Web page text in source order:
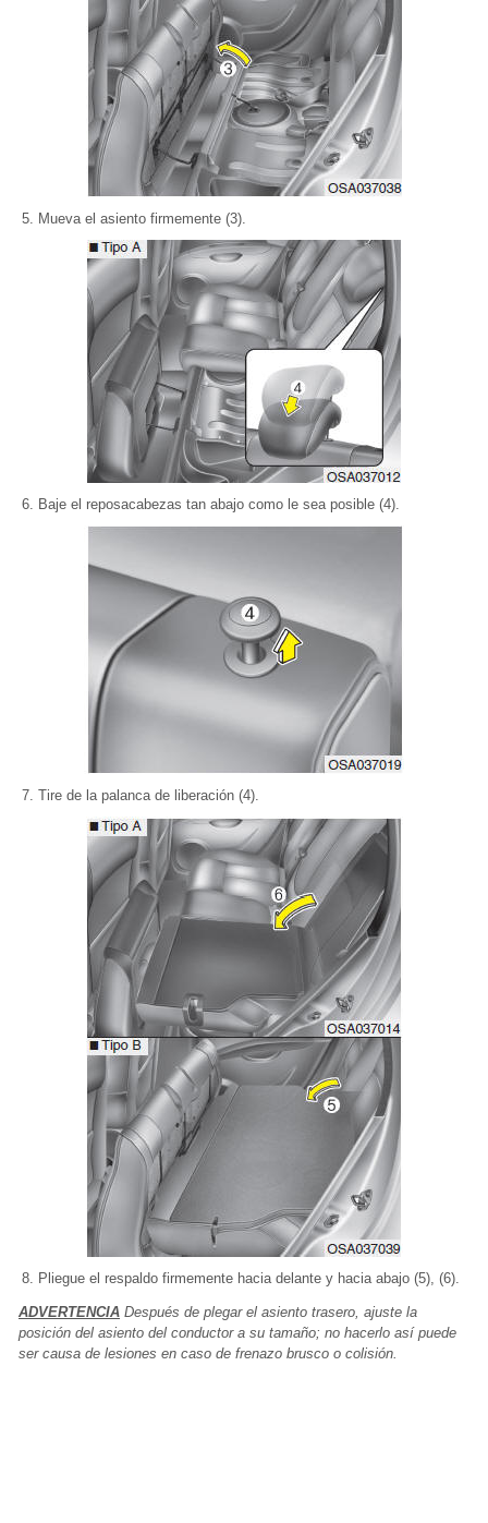
Mueva el asiento firmemente (3).
Baje el reposacabezas tan abajo como le sea posible (4).
Tire de la palanca de liberación (4).
Pliegue el respaldo firmemente hacia delante y hacia abajo (5), (6).
ADVERTENCIA Después de plegar el asiento trasero, ajuste la
posición del asiento del conductor a su tamaño; no hacerlo así puede
ser causa de lesiones en caso de frenazo brusco o colisión.